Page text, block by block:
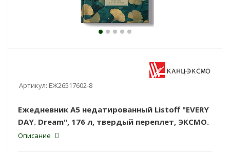
Артикул: ЕЖ26517602-8
Ежедневник А5 недатированный Listoff "EVERY
DAY. Dream", 176 л, твердый переплет, ЭКСМО.
Описание